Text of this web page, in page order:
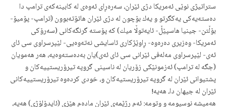
ستراتیژی نوێی ئه‌مریكا دژی ئێران، سه‌ره‌ڕای ئه‌وه‌ی له‌ كابینه‌كه‌ی ترامپ دا
ده‌سته‌یه‌كی یه‌كگرتو و یه‌ك بۆچون له‌ دژی ئێران هاتۆته‌بوون (ترامپ- پۆمیۆ-
بۆڵتن- جینیا هاسپێڵ- ئایه‌توڵا میك) كه‌ پۆسته‌ گرنگه‌كانی (سه‌رۆكی
ئه‌مریكا- وه‌زیری ده‌ره‌وه‌- ڕاوێژكاری ئاسایشی نه‌ته‌وه‌یی- لێپرسراوی سی ئای
ئه‌ی- لێپرسراوی مه‌له‌فی ئێرانی سی ئای ئه‌ی)یان به‌ده‌سته‌وه‌یه‌، هه‌ر هه‌مویان
(جگه‌ له‌ ترامپ) ئه‌زمونێكی زۆریان له‌ ناسینی گروپه‌ تیرۆریستییه‌كان و
پشتیوانی ئێران له‌ گروپه‌ تیرۆریستیه‌كان و، خودی كرده‌وه‌ تیرۆریستییه‌كانی
ئێران له‌ جیهان دا، هه‌یه‌!
هه‌میشه‌ نوسیومه‌ و وتومه‌: ئه‌م ڕژێمه‌ی ئێران ماده‌م هێزی (ئایدۆلۆژی) هه‌یه‌،